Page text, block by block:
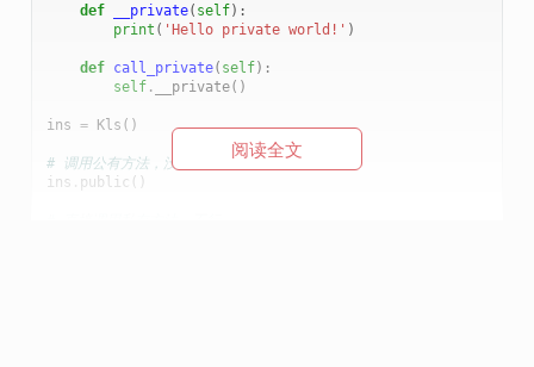
def __private( self):
print ( 'Hello private world!' )
def call_private( self):
self. __private()
ins = Kls ()
# 调用公有方法，没问题
ins
public ()
阅读全文